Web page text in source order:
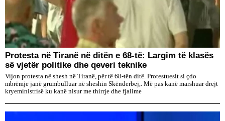
Protesta në Tiranë në ditën e 68-të: Largim të klasës
së vjetër politike dhe qeveri teknike
Vijon protesta në shesh në Tiranë, për të 68-tën ditë. Protestuesit si çdo
mbrëmje janë grumbulluar në sheshin Skënderbej,. Më pas kanë marshuar drejt
kryeministrisë ku kanë nisur me thirrje dhe fjalime